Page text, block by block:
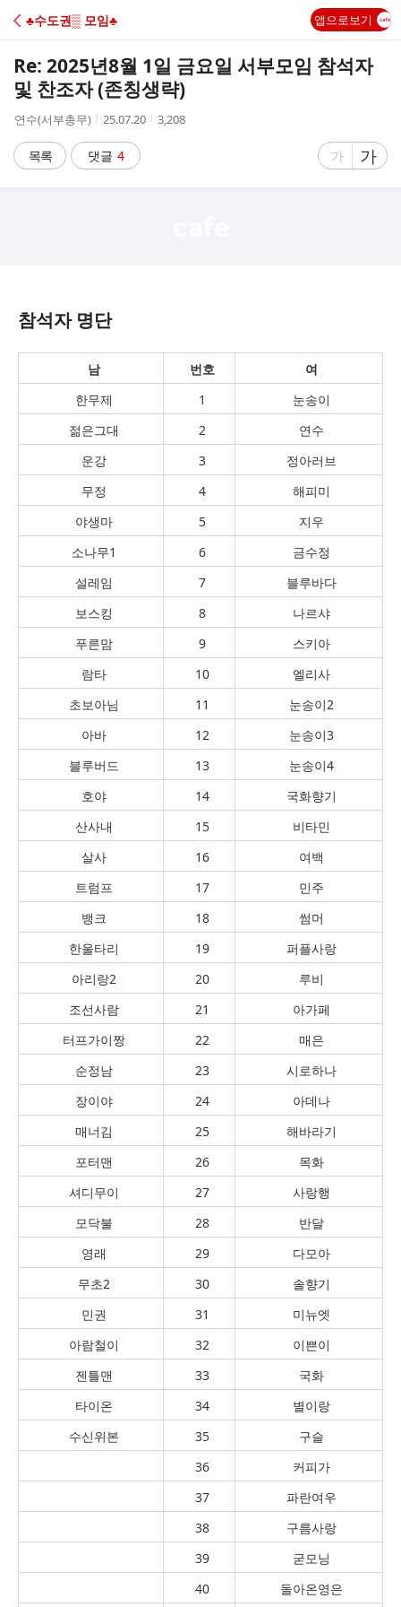
C
A
♣수도권▒ 모임♣ 앱으로보기
Re: 2025년8월 1일 금요일 서부모임 참석자
및 찬조자 (존칭생략)
작
자
연수(서부총무)
작
시
간
25.07.20
조
3,208
목록 댓글 4
글
가
글
자
가
참석자 명단
남 번호
여
한무제
1
눈송이
젊은그대
2
연수
운강
3
정아러브
무정
4
해피미
야생마
5
지우
소나무1
6
금수정
설레임
7
블루바다
보스킹
8
나르샤
푸른맘
9
스키아
람타
10
엘리사
초보아님
11
눈송이2
아바
12
눈송이3
블루버드
13
눈송이4
호야
14
국화향기
산사내
15
비타민
살사
16
여백
트럼프
17
민주
뱅크
18
썸머
한울타리
19
퍼플사랑
아리랑2
20
루비
조선사람
21
아가페
터프가이짱
22
매은
순정남
23
시로하나
장이야
24
아데나
매너김
25
해바라기
포터맨
26
목화
셔디무이
27
사랑행
모닥불
28
반달
영래
29
다모아
무초2
30
솔향기
민권
31
미뉴엣
아람철이
32
이쁜이
젠틀맨
33
국화
타이온
34
별이랑
수신위본
35
구슬
36
커피가
37
파란여우
38
구름사랑
39
굳모닝
40
돌아온영은